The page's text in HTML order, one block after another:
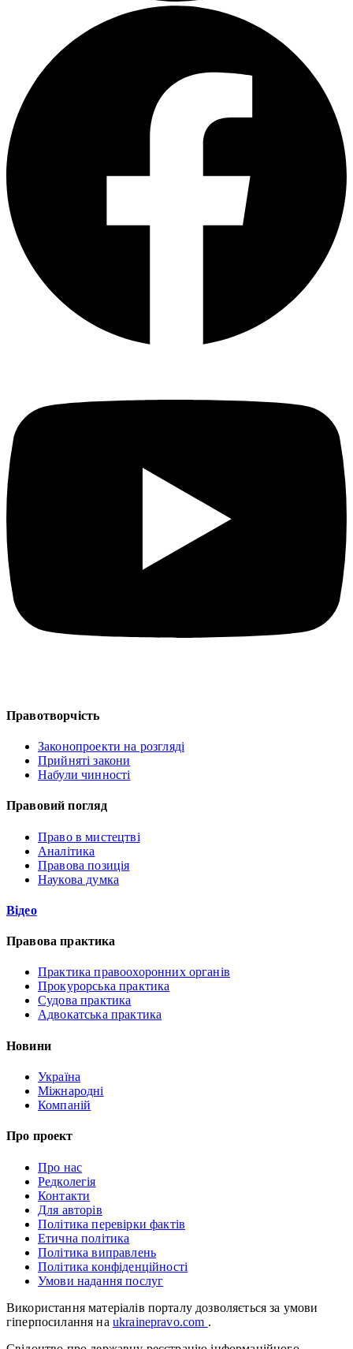
Правотворчість
Законопроекти на розгляді
Прийняті закони
Набули чинності
Правовий погляд
Право в мистецтві
Аналітика
Правова позиція
Наукова думка
Відео
Правова практика
Практика правоохоронних органів
Прокурорська практика
Судова практика
Адвокатська практика
Новини
Україна
Міжнародні
Компаній
Про проект
Про нас
Редколегія
Контакти
Для авторів
Політика перевірки фактів
Етична політика
Політика виправлень
Політика конфіденційності
Умови надання послуг
Використання матеріалів порталу дозволяється за умови
гіперпосилання на ukrainepravo.com .